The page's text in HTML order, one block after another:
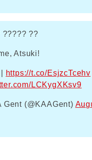
????? ??
Atsuki!
https://t.co/EsjzcTcehv
LCKygXKsv9
(@KAAGent)